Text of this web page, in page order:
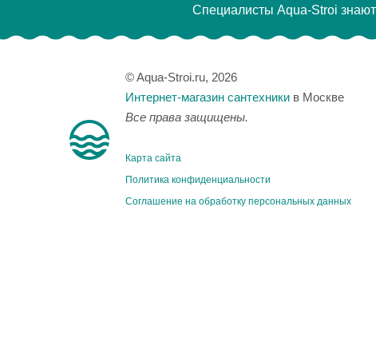
Специалисты Aqua-Stroi знают
© Aqua-Stroi.ru, 2026
Интернет-магазин сантехники в Москве
Все права защищены.
Карта сайта
Политика конфиденциальности
Соглашение на обработку персональных данных